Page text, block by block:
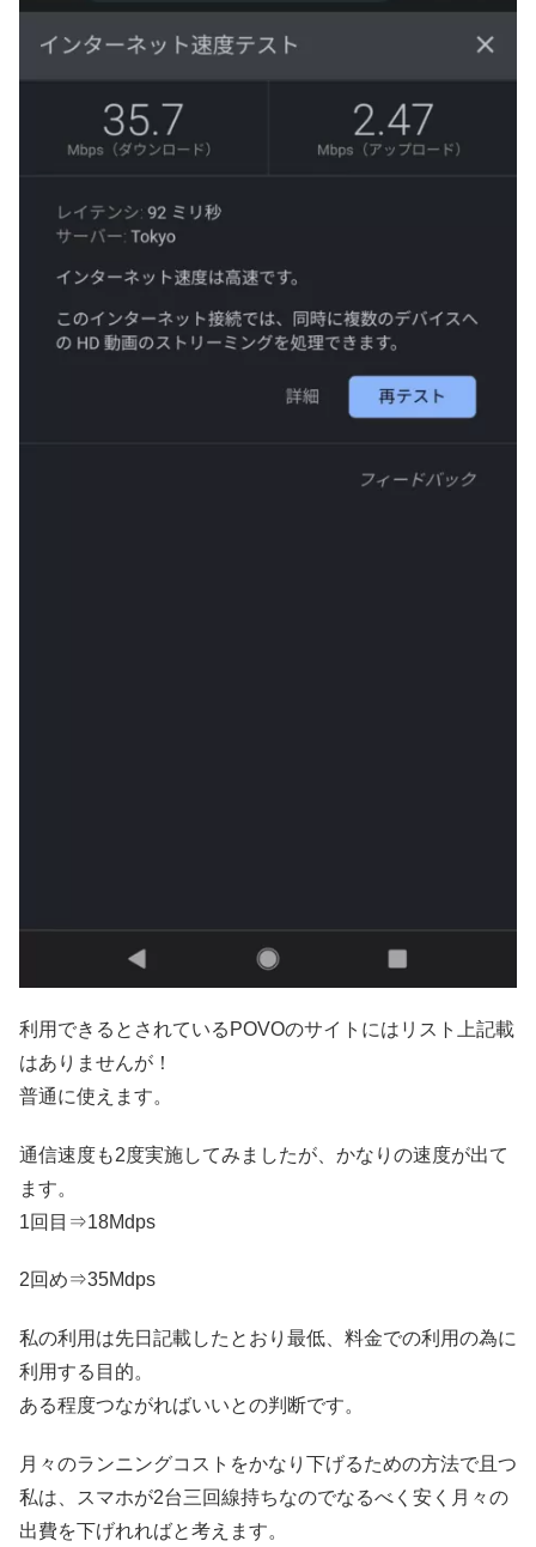
利用できるとされているPOVOのサイトにはリスト上記載
はありませんが！
普通に使えます。
通信速度も2度実施してみましたが、かなりの速度が出て
ます。
1回目⇒18Mdps
2回め⇒35Mdps
私の利用は先日記載したとおり最低、料金での利用の為に
利用する目的。
ある程度つながればいいとの判断です。
月々のランニングコストをかなり下げるための方法で且つ
私は、スマホが2台三回線持ちなのでなるべく安く月々の
出費を下げれればと考えます。